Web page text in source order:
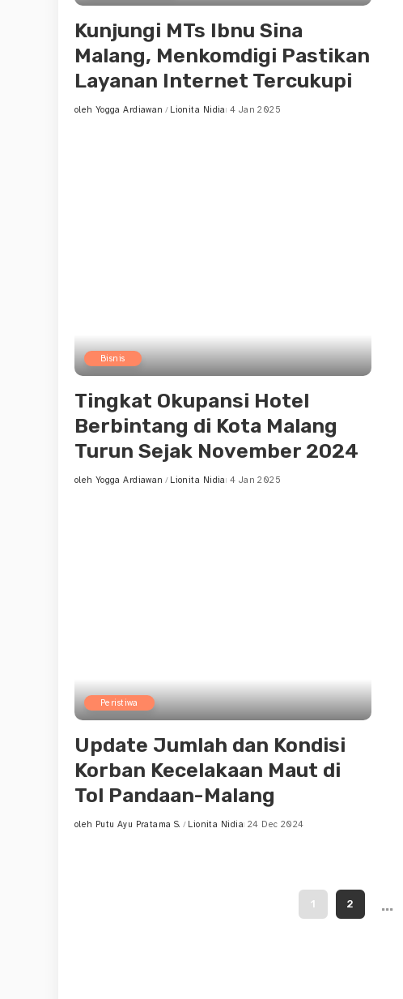
Kunjungi MTs Ibnu Sina
Malang, Menkomdigi Pastikan
Layanan Internet Tercukupi
Posted
oleh Yogga Ardiawan Lionita Nidia 4 Jan 2025
Bisnis
Tingkat Okupansi Hotel
Berbintang di Kota Malang
Turun Sejak November 2024
Posted
oleh Yogga Ardiawan Lionita Nidia 4 Jan 2025
Peristiwa
Update Jumlah dan Kondisi
Korban Kecelakaan Maut di
Tol Pandaan-Malang
Posted
oleh Putu Ayu Pratama S. Lionita Nidia 24 Dec 2024
1 2 …